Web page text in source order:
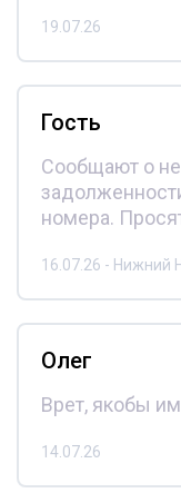
19.07.26
Гость
Сообщают о
номера.
16.07.26 - Нижний
Олег
Врет, якобы
14.07.26